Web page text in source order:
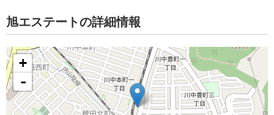
旭エステートの詳細情報
+
-